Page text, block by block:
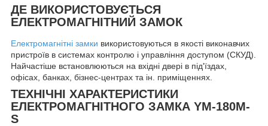
ДЕ ВИКОРИСТОВУЄТЬСЯ
ЕЛЕКТРОМАГНІТНИЙ ЗАМОК
Електромагнітні замки використовуються в якості виконавчих
пристроїв в системах контролю і управління доступом (СКУД).
Найчастіше встановлюються на вхідні двері в під'їздах,
офісах, банках, бізнес-центрах та ін. приміщеннях.
ТЕХНІЧНІ ХАРАКТЕРИСТИКИ
ЕЛЕКТРОМАГНІТНОГО ЗАМКА YM-180M-
S